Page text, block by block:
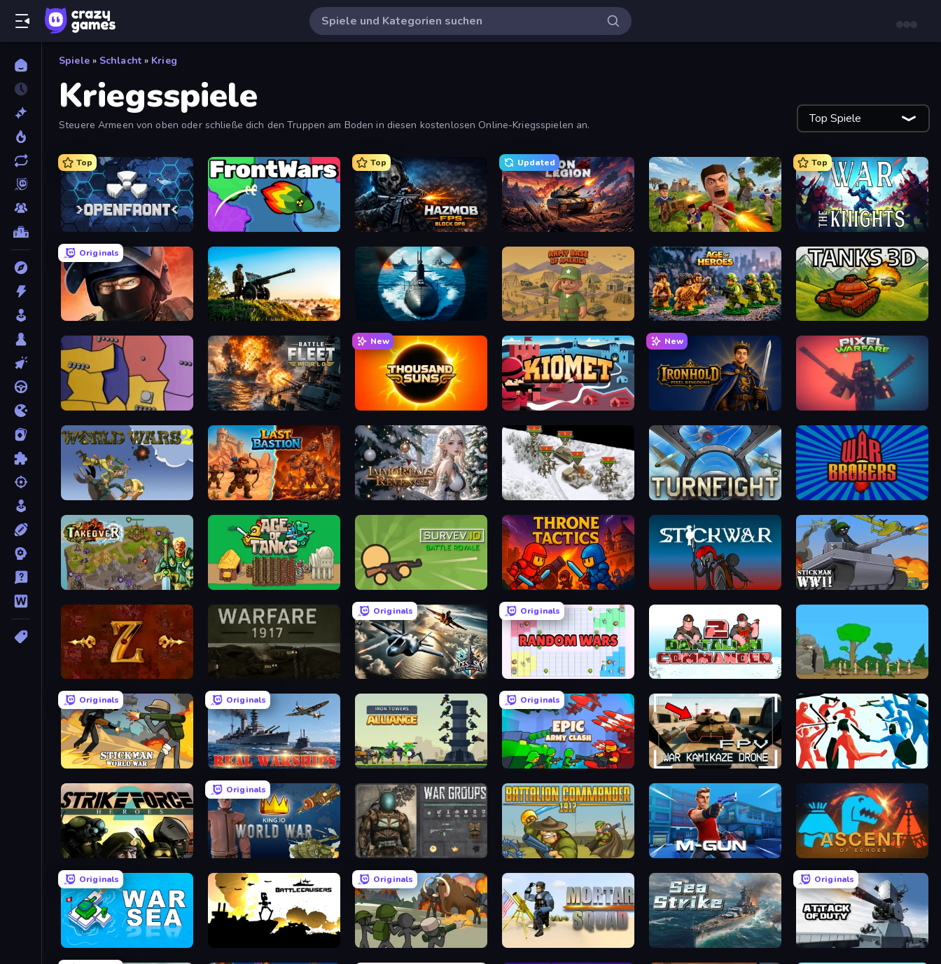
Spiele » Schlacht » Krieg
Kriegsspiele
Steuere Armeen von oben oder schließe dich den Truppen am Boden in diesen kostenlosen Online-Kriegsspielen an. Top Spiele
Top
Openfront FrontWars.io
Top
Hazmob FPS: Online Shooter
Updated
Iron Legion Redcoats.io
Top
War the Knights
Originals
Bullet Force Artillery Vs Tanks Ships Battlefield 3D Army Base Of America Age of Heroes Tanks 3D
Compact Conflict Battle Fleet World
New
Thousand Suns Kiomet
New
Ironhold: Pixel Kingdoms Pixel Warfare
World Wars 2 Last Bastion Immortals Revenge 1941 Frozen Front Turnfight War Brokers
Takeover Age of Tanks Warriors: TD War Survev.io Throne Tactics Stick War Stickman WW2
Tzared Warfare 1917
Originals
Aces of the Sky: Epic Dogfights
Originals
Random Wars Battalion Commander 2 Age Of War
Originals
Stickman World War
Originals
Real Warships Iron Towers Alliance
Originals
Epic Army Clash FPV War Kamikaze Drone Funny Battle Simulator
Strike Force Heroes 2
Originals
King.io World War War Groups Battalion Commander 1917 Muscle Gun.IO Ascent of Echoes
Originals
War Sea
Originals
Stickman History Battle Sea Strike
Originals
Attack of Duty